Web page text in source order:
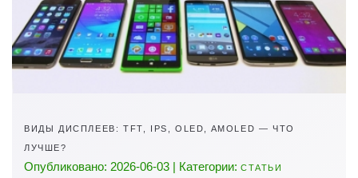
ВИДЫ ДИСПЛЕЕВ: TFT, IPS, OLED, AMOLED — ЧТО
ЛУЧШЕ?
Опубликовано: 2026-06-03 | Категории: СТАТЬИ